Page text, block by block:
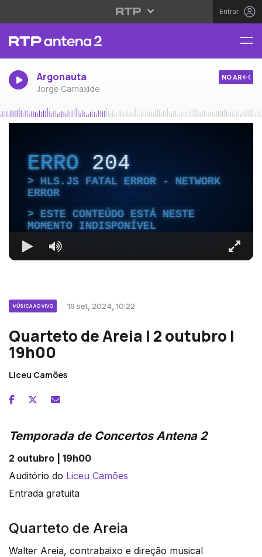
Entrar
Argonauta
Jorge Carnaxide
NO AR
ERRO204
HLS.JS FATAL ERROR - NETWORK
ERROR
ESTE CONTEÚDO ESTÁ NESTE
MOMENTO INDISPONÍVEL
MÚSICA AO VIVO 19 set, 2024, 10:22
Quarteto de Areia | 2 outubro |
19h00
Liceu Camões
Temporada de Concertos Antena 2
2 outubro | 19h00
Auditório do Liceu Camões
Entrada gratuita
Quarteto de Areia
Walter Areia, contrabaixo e direção musical